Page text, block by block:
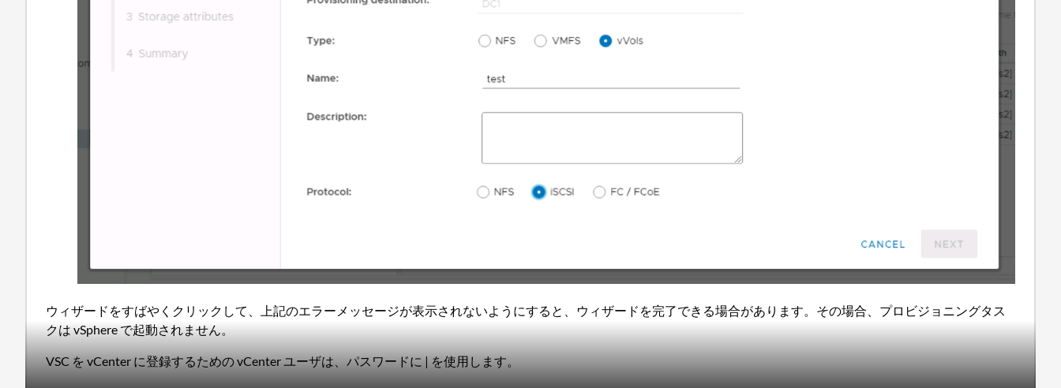
ウィザードをすばやくクリックして、上記のエラーメッセージが表示されないようにすると、ウィザードを完了できる場合があります。その場合、プロビジョニングタス
クは vSphere で起動されません。
VSC を vCenter に登録するための vCenter ユーザは、パスワードに | を使用します。